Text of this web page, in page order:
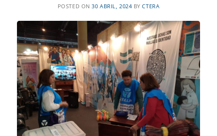
POSTED ON30 ABRIL, 2024 BYCTERA